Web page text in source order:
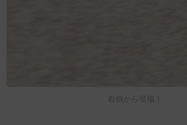
右側から登場！